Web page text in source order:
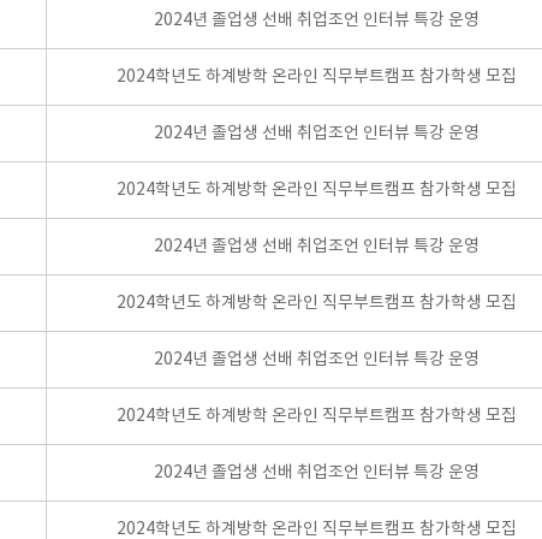
2024년 졸업생 선배 취업조언 인터뷰 특강 운영
2024학년도 하계방학 온라인 직무부트캠프 참가학생 모집
2024년 졸업생 선배 취업조언 인터뷰 특강 운영
2024학년도 하계방학 온라인 직무부트캠프 참가학생 모집
2024년 졸업생 선배 취업조언 인터뷰 특강 운영
2024학년도 하계방학 온라인 직무부트캠프 참가학생 모집
2024년 졸업생 선배 취업조언 인터뷰 특강 운영
2024학년도 하계방학 온라인 직무부트캠프 참가학생 모집
2024년 졸업생 선배 취업조언 인터뷰 특강 운영
2024학년도 하계방학 온라인 직무부트캠프 참가학생 모집